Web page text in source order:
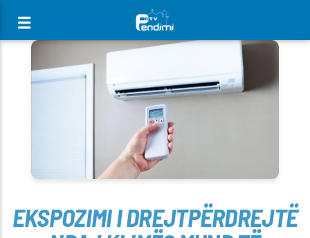
[There are no radio stations in the database]
​EKSPOZIMI I DREJTPËRDREJTË